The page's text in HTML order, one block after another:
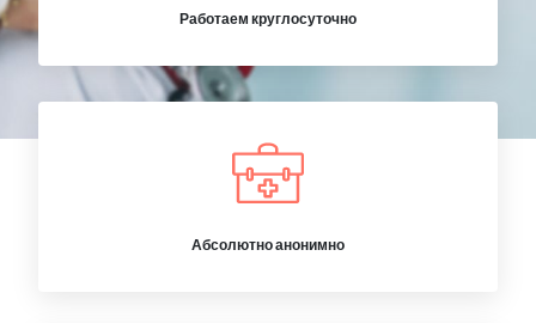
Работаем круглосуточно
Абсолютно анонимно